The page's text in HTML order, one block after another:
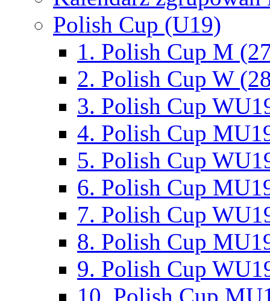
Polish Cup (U19)
1. Polish Cup M
2. Polish Cup W
3. Polish Cup
4. Polish Cup
5. Polish Cup
6. Polish Cup
7. Polish Cup
8. Polish Cup
9. Polish Cup
10. Polish Cup